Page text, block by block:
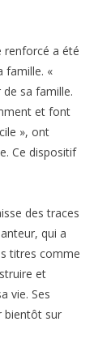
renforcé a été
famille. «
sa famille.
et font
», ont
Ce dispositif
des traces
qui a
titres comme
et
vie. Ses
bientôt sur